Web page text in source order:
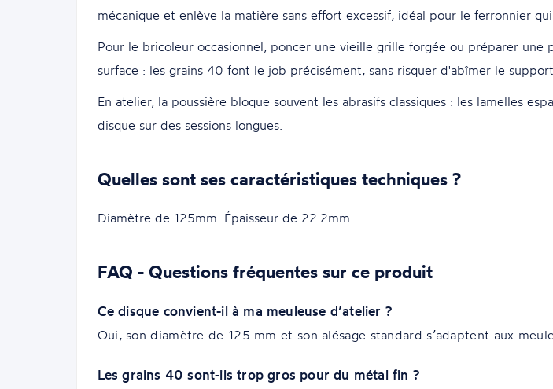
mécanique et enlève la matière sans effort excessif, idéal pour le ferronnier
Pour le bricoleur occasionnel, poncer une vieille grille forgée ou préparer
surface : les grains 40 font le job précisément, sans risquer d'abîmer le support
En atelier, la poussière bloque souvent les abrasifs classiques : les lamelles
disque sur des sessions longues.
Quelles sont ses caractéristiques techniques ?
Diamètre de 125mm. Épaisseur de 22.2mm.
FAQ - Questions fréquentes sur ce produit
Ce disque convient-il à ma meuleuse d’atelier ?
Oui, son diamètre de 125 mm et son alésage standard s’adaptent aux
Les grains 40 sont-ils trop gros pour du métal fin ?